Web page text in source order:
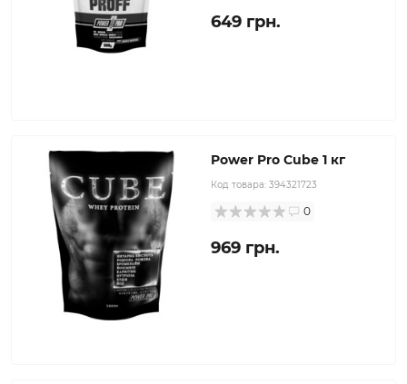
649 грн.
Power Pro Cube 1 кг
Код товара: 394321723
0
969 грн.